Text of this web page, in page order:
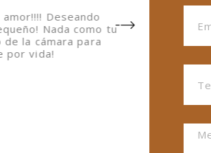
Deseando
Nada como tu
la cámara para
por vida!